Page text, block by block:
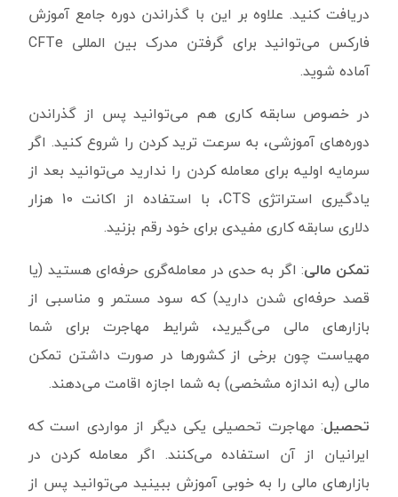
دریافت کنید. علاوه بر این با گذراندن دوره جامع آموزش
فارکس می‌توانید برای گرفتن مدرک بین المللی CFTe
آماده شوید.
در خصوص سابقه کاری هم می‌توانید پس از گذراندن
دوره‌های آموزشی، به سرعت ترید کردن را شروع کنید. اگر
سرمایه اولیه برای معامله کردن را ندارید می‌توانید بعد از
یادگیری استراتژی CTS‌، با استفاده از اکانت 10 هزار
دلاری سابقه کاری مفیدی برای خود رقم بزنید.
تمکن مالی: اگر به حدی در معامله‌گری حرفه‌ای هستید (یا
قصد حرفه‌ای شدن دارید) که سود مستمر و مناسبی از
بازارهای مالی می‌گیرید، شرایط مهاجرت برای شما
مهیاست چون برخی از کشورها در صورت داشتن تمکن
مالی (به اندازه مشخصی) به شما اجازه اقامت می‌دهند.
تحصیل: مهاجرت تحصیلی یکی دیگر از مواردی است که
ایرانیان از آن استفاده می‌کنند. اگر معامله کردن در
بازارهای مالی را به خوبی آموزش ببینید می‌توانید پس از